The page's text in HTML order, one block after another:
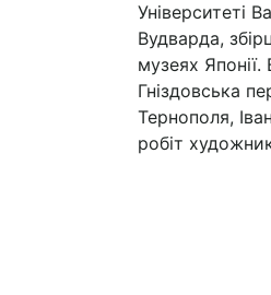
Університеті
Вудварда,
музеях
Гніздовська
Тернополя,
робіт